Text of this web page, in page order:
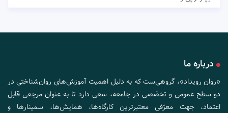
درباره ما
«روان رویداد»، گروهی‌ست که به دلیل اهمیت آموزش‌های روان‌شناختی در
دو سطح عمومی و تخصّصی در جامعه، سعی دارد تا به عنوان مرجعی قابل
اعتماد، جهت معرّفی معتبرترین کارگاه‌ها، همایش‌ها، سمینارها و